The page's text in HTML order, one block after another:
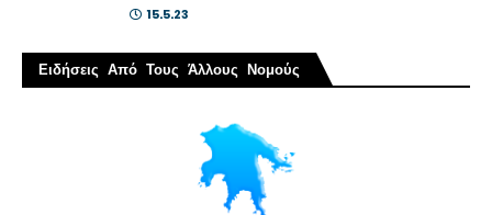
15.5.23
Ειδήσεις Από Τους Άλλους Νομούς